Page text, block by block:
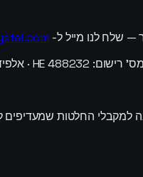
שלח לנו מייל ל-
למקבלי החלטות